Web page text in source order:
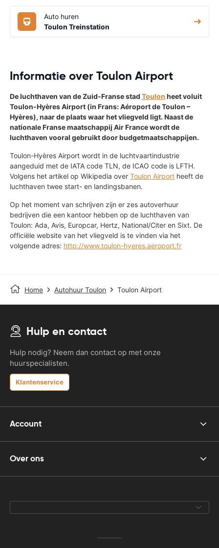
Auto huren
Toulon Treinstation
Informatie over Toulon Airport
De luchthaven van de Zuid-Franse stad Toulon heet voluit
Toulon-Hyères Airport (in Frans: Aéroport de Toulon –
Hyères), naar de plaats waar het vliegveld ligt. Naast de
nationale Franse maatschappij Air France wordt de
luchthaven vooral gebruikt door budgetmaatschappijen.
Toulon-Hyères Airport wordt in de luchtvaartindustrie
aangeduid met de IATA code TLN, de ICAO code is LFTH.
Volgens het artikel op Wikipedia over Toulon Airport heeft de
luchthaven twee start- en landingsbanen.
Op het moment van schrijven zijn er zes autoverhuur
bedrijven die een kantoor hebben op de luchthaven van
Toulon: Ada, Avis, Europcar, Hertz, National/Citer en Sixt. De
officiële website van het vliegveld is te vinden via het
volgende adres: http://www.toulon-hyeres.aeroport.fr
Home Autohuur Toulon Toulon Airport
Hulp en contact
Hulp nodig? Neem dan contact op met onze
huurspecialisten.
Klantenservice
Account
Over ons